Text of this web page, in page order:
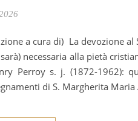
necessaria alla pietà
Perroy s. j. (1872-1962):
di S. Margherita